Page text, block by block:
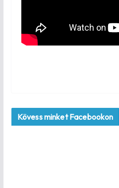
Kövess minket Facebookon